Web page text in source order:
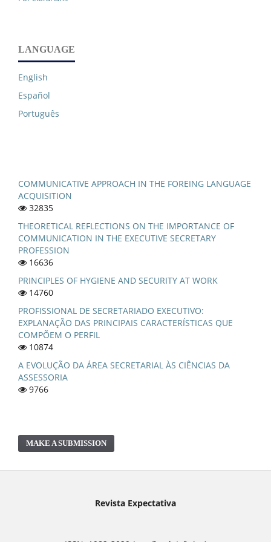
LANGUAGE
English
Español
Português
COMMUNICATIVE APPROACH IN THE FOREING LANGUAGE
ACQUISITION
32835
THEORETICAL REFLECTIONS ON THE IMPORTANCE OF
COMMUNICATION IN THE EXECUTIVE SECRETARY
PROFESSION
16636
PRINCIPLES OF HYGIENE AND SECURITY AT WORK
14760
PROFISSIONAL DE SECRETARIADO EXECUTIVO:
EXPLANAÇÃO DAS PRINCIPAIS CARACTERÍSTICAS QUE
COMPÕEM O PERFIL
10874
A EVOLUÇÃO DA ÁREA SECRETARIAL ÀS CIÊNCIAS DA
ASSESSORIA
9766
MAKE A SUBMISSION
Revista Expectativa